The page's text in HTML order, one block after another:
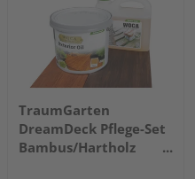
TraumGarten
DreamDeck Pflege-Set
Bambus/Hartholz